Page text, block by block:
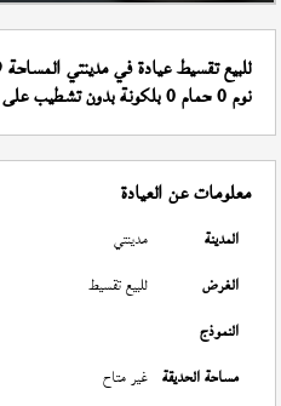
للبيع تقسيط عيادة في مدينتي المساحة 39 متر
نوم 0 حمام 0 بلكونة بدون تشطيب على 10 سنة بمقدم 1,910,300 جنيه
معلومات عن العيادة
المدينة مدينتي
الغرض
للبيع تقسيط
النموذج
مساحة الحديقة غير متاح